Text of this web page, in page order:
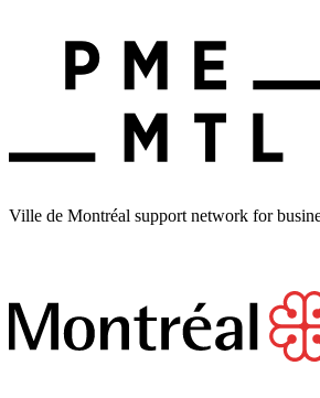
Ville de Montréal support network for